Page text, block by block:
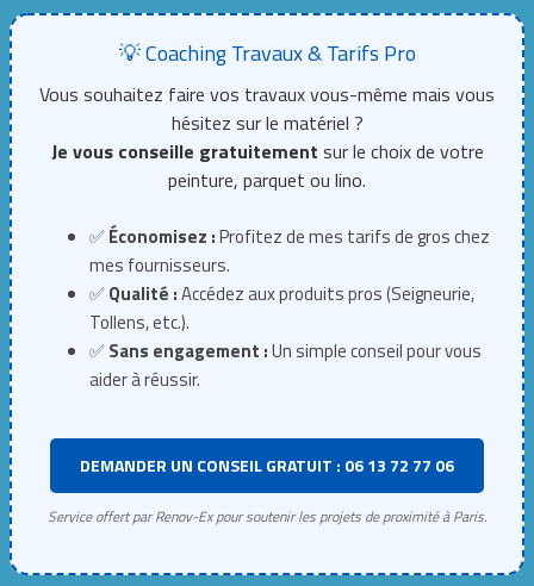
💡 Coaching Travaux & Tarifs Pro
Vous souhaitez faire vos travaux vous-même mais vous
hésitez sur le matériel ?
Je vous conseille gratuitement sur le choix de votre
peinture, parquet ou lino.
✅Économisez :Profitez de mes tarifs de gros chez
mes fournisseurs.
✅Qualité :Accédez aux produits pros (Seigneurie,
Tollens, etc.).
✅Sans engagement :Un simple conseil pour vous
aider à réussir.
DEMANDER UN CONSEIL GRATUIT : 06 13 72 77 06
Service offert par Renov-Ex pour soutenir les projets de proximité à Paris.